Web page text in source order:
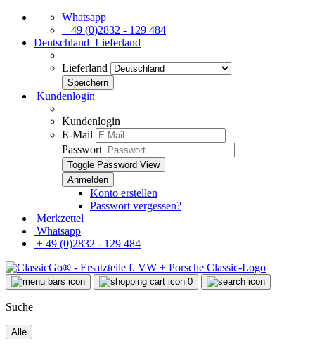
Whatsapp
+ 49 (0)2832 - 129 484
Deutschland Lieferland
Lieferland
Kundenlogin
Kundenlogin
E-Mail
Passwort
Toggle Password View
Konto erstellen
Passwort vergessen?
Merkzettel
Whatsapp
+ 49 (0)2832 - 129 484
0
Suche
Alle